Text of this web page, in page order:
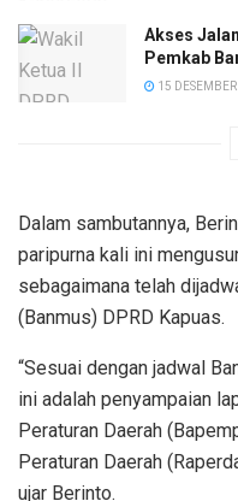
Akses
Pemkab
15
Dalam sambutannya,
paripurna kali ini
sebagaimana telah
(Banmus) DPRD Kapuas.
“Sesuai dengan jadwal
ini adalah penyampaian
Peraturan Daerah
Peraturan Daerah
ujar Berinto.